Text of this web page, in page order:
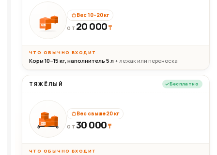
20кг
Вес 10–20 кг
ОТ 20 000₸
ЧТО ОБЫЧНО ВХОДИТ
Корм 10–15 кг, наполнитель 5 л+ лежак или переноска
ТЯЖЁЛЫЙ Бесплатно
30+кг
Вес свыше 20 кг
ОТ30 000₸
ЧТО ОБЫЧНО ВХОДИТ